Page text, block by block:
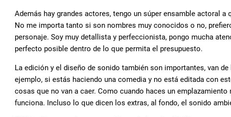
Además hay grandes actores, tengo un súper ensamble actoral
No me importa tanto si son nombres muy conocidos o no,
personaje. Soy muy detallista y perfeccionista, pongo mucha
perfecto posible dentro de lo que permita el presupuesto.
La edición y el diseño de sonido también son importantes, van
ejemplo, si estás haciendo una comedia y no está editada con
cosas que no van a caer. Como cuando haces un
funciona. Incluso lo que dicen los extras, al fondo, el sonido